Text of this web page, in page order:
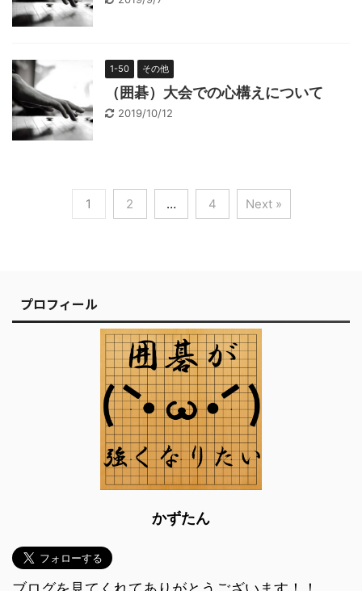
1-50 その他
（囲碁）大会での心構えについて
2019/10/12
1 2 … 4 Next »
プロフィール
かずたん